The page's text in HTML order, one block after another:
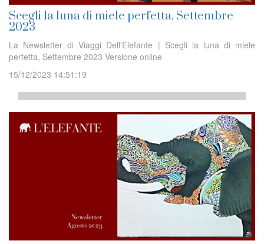
Scegli la luna di miele perfetta, Settembre
2023
La Newsletter di Viaggi Dell'Elefante | Scegli la luna di miele
perfetta, Settembre 2023 Versione online
15/12/2023 14:51:19